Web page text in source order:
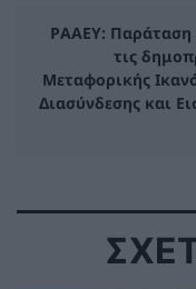
ΡΑΑΕΥ: Παράταση
τις
Μεταφορικής
Διασύνδεσης και